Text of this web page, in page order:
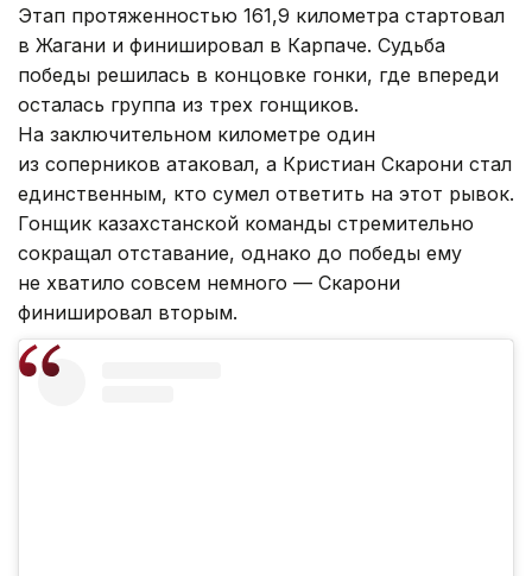
Этап протяженностью 161,9 километра стартовал
в Жагани и финишировал в Карпаче. Судьба
победы решилась в концовке гонки, где впереди
осталась группа из трех гонщиков.
На заключительном километре один
из соперников атаковал, а Кристиан Скарони стал
единственным, кто сумел ответить на этот рывок.
Гонщик казахстанской команды стремительно
сокращал отставание, однако до победы ему
не хватило совсем немного — Скарони
финишировал вторым.